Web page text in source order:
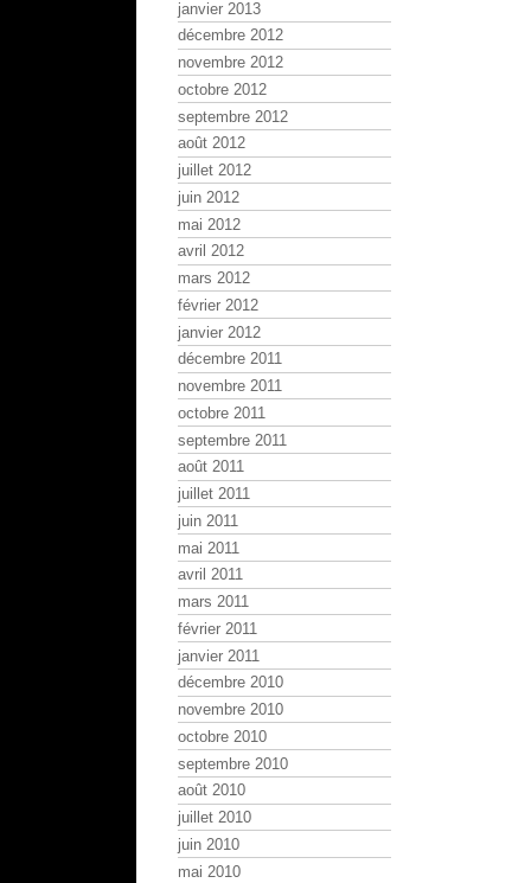
janvier 2013
décembre 2012
novembre 2012
octobre 2012
septembre 2012
août 2012
juillet 2012
juin 2012
mai 2012
avril 2012
mars 2012
février 2012
janvier 2012
décembre 2011
novembre 2011
octobre 2011
septembre 2011
août 2011
juillet 2011
juin 2011
mai 2011
avril 2011
mars 2011
février 2011
janvier 2011
décembre 2010
novembre 2010
octobre 2010
septembre 2010
août 2010
juillet 2010
juin 2010
mai 2010